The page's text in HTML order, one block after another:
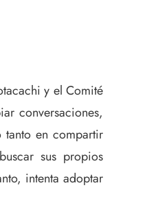
y el Comité
conversaciones,
tanto en compartir
sus propios
intenta adoptar